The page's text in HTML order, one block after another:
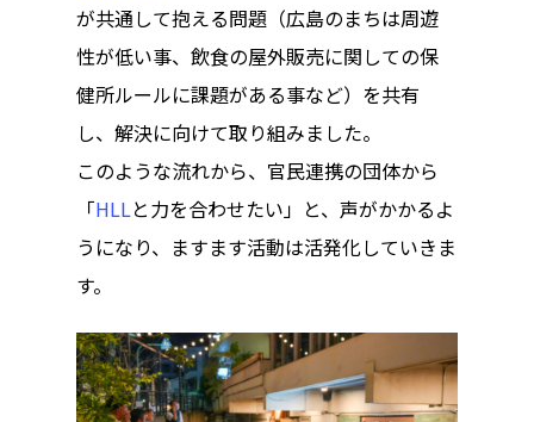
が共通して抱える問題（広島のまちは周遊
性が低い事、飲食の屋外販売に関しての保
健所ルールに課題がある事など）を共有
し、解決に向けて取り組みました。
このような流れから、官民連携の団体から
「HLLと力を合わせたい」と、声がかかるよ
うになり、ますます活動は活発化していきま
す。
トップページ
ハイパー縁側とは